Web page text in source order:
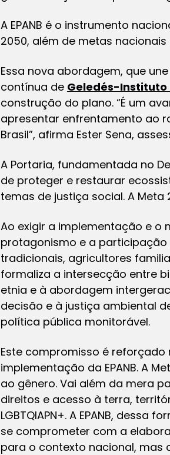
A EPANB é o instrumento
2050, além de metas
Essa nova abordagem, que
contínua de Geledés-Instituto
construção do plano. “É um
apresentar enfrentamento ao
Brasil”, afirma Ester Sena,
A Portaria, fundamentada no
de proteger e restaurar
temas de justiça social. A
Ao exigir a implementação e o
protagonismo e a participação
tradicionais, agricultores
formaliza a intersecção entre
etnia e à abordagem
decisão e à justiça ambiental
política pública monitorável.
Este compromisso é reforçado
implementação da EPANB. A
ao gênero. Vai além da mera
direitos e acesso à terra,
LGBTQIAPN+. A EPANB,
se comprometer com a
para o contexto nacional, mas